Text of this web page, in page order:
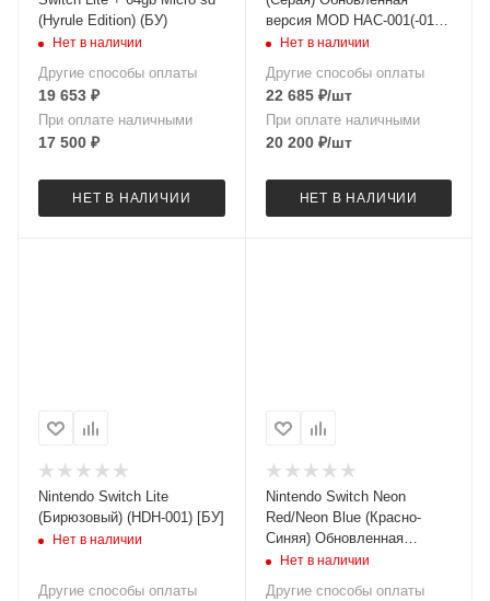
(Hyrule Edition) (БУ)
Нет в наличии
Другие способы оплаты
19 653 ₽
При оплате наличными
17 500 ₽
НЕТ В НАЛИЧИИ
версия MOD HAC-001(-01)
[БУ]Нет в наличии
Другие способы оплаты
22 685₽/шт
При оплате наличными
20 200₽/шт
НЕТ В НАЛИЧИИ
Nintendo Switch Lite
(Бирюзовый) (HDH-001) [БУ]
Нет в наличии
Другие способы оплаты
Nintendo Switch Neon
Red/Neon Blue (Красно-
Синяя) Обновленная
версия прошитая 128gb
Нет в наличии
Другие способы оплаты